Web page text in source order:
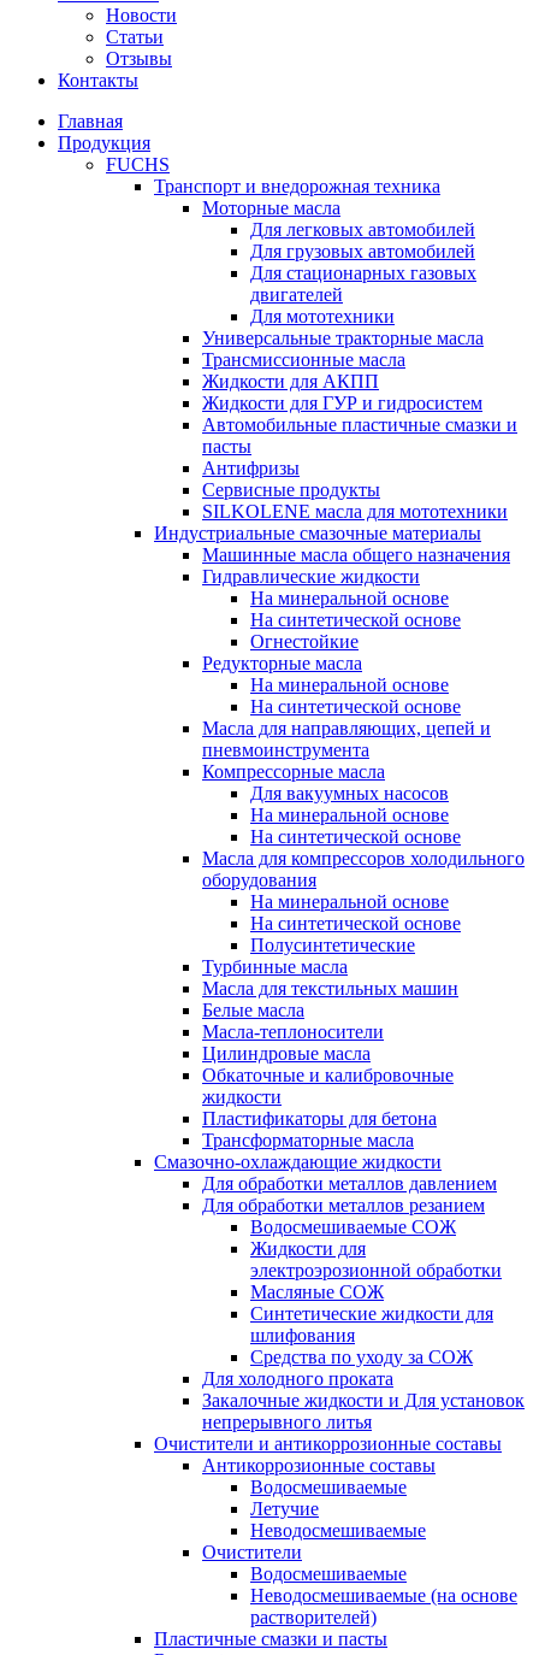
Новости
Статьи
Отзывы
Контакты
Главная
Продукция
FUCHS
Транспорт и внедорожная техника
Моторные масла
Для легковых автомобилей
Для грузовых автомобилей
Для стационарных газовых
двигателей
Для мототехники
Универсальные тракторные масла
Трансмиссионные масла
Жидкости для АКПП
Жидкости для ГУР и гидросистем
Автомобильные пластичные смазки и
пасты
Антифризы
Сервисные продукты
SILKOLENE масла для мототехники
Индустриальные смазочные материалы
Машинные масла общего назначения
Гидравлические жидкости
На минеральной основе
На синтетической основе
Огнестойкие
Редукторные масла
На минеральной основе
На синтетической основе
Масла для направляющих, цепей и
пневмоинструмента
Компрессорные масла
Для вакуумных насосов
На минеральной основе
На синтетической основе
Масла для компрессоров холодильного
оборудования
На минеральной основе
На синтетической основе
Полусинтетические
Турбинные масла
Масла для текстильных машин
Белые масла
Масла-теплоносители
Цилиндровые масла
Обкаточные и калибровочные
жидкости
Пластификаторы для бетона
Трансформаторные масла
Смазочно-охлаждающие жидкости
Для обработки металлов давлением
Для обработки металлов резанием
Водосмешиваемые СОЖ
Жидкости для
электроэрозионной обработки
Масляные СОЖ
Синтетические жидкости для
шлифования
Средства по уходу за СОЖ
Для холодного проката
Закалочные жидкости и Для установок
непрерывного литья
Очистители и антикоррозионные составы
Антикоррозионные составы
Водосмешиваемые
Летучие
Неводосмешиваемые
Очистители
Водосмешиваемые
Неводосмешиваемые (на основе
растворителей)
Пластичные смазки и пасты